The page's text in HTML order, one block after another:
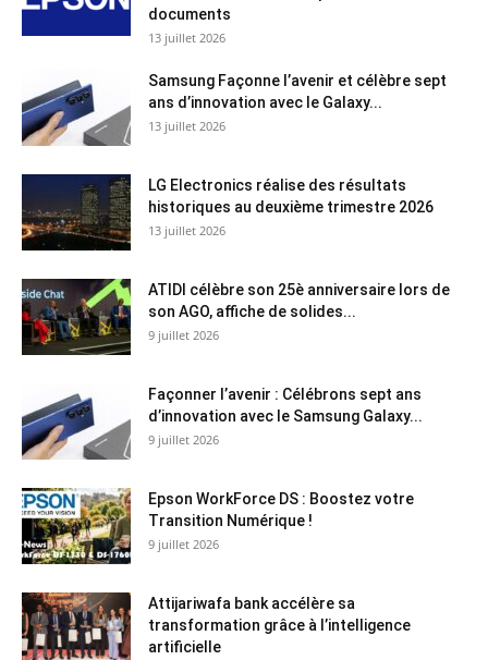
documents
13 juillet 2026
Samsung Façonne l’avenir et célèbre sept
ans d’innovation avec le Galaxy...
13 juillet 2026
LG Electronics réalise des résultats
historiques au deuxième trimestre 2026
13 juillet 2026
ATIDI célèbre son 25è anniversaire lors de
son AGO, affiche de solides...
9 juillet 2026
Façonner l’avenir : Célébrons sept ans
d’innovation avec le Samsung Galaxy...
9 juillet 2026
Epson WorkForce DS : Boostez votre
Transition Numérique !
9 juillet 2026
Attijariwafa bank accélère sa
transformation grâce à l’intelligence
artificielle